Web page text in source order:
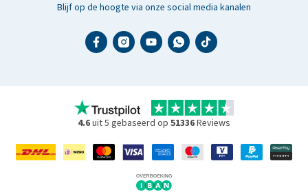
Blijf op de hoogte via onze social media kanalen
4.6uit 5 gebaseerd op 51336Reviews